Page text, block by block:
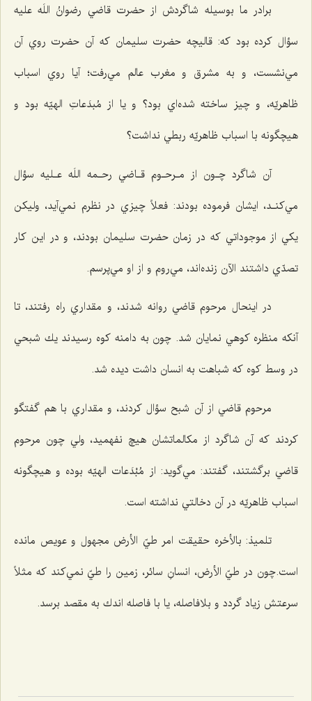
برادر ما بوسيله شاگردش از حضرت قاضي رضوانُ اللَه عليه
سؤال كرده بود كه: قاليچه حضرت سليمان كه آن حضرت روي آن
مي‌نشست، و به مشرق و مغرب عالم مي‌رفت؛ آيا روي اسباب
ظاهريّه، و چيز ساخته شده‌اي بود؟ و يا از مُبدَعاتِ الهيّه بود و
هيچگونه با اسباب ظاهريّه ربطي نداشت؟
آن شاگرد چـون از مـرحـوم قـاضي رحـمه اللَه عـليه سؤال
مي‌كنـد، ايشان فرموده بودند: فعلاً چيزي در نظرم نمي‌آيد، وليكن
يكي از موجوداتي كه در زمان حضرت سليمان بودند، و در اين كار
تصدّي داشتند الآن زنده‌اند، مي‌روم و از او مي‌پرسم.
در اينحال مرحوم قاضي روانه شدند، و مقداري راه رفتند، تا
آنكه منظره كوهي نمايان شد. چون به دامنه كوه رسيدند يك شبحي
در وسط كوه كه شباهت به انسان داشت ديده شد.
مرحوم قاضي از آن شبح سؤال كردند، و مقداري با هم گفتگو
كردند كه آن شاگرد از مكالماتشان هيچ نفهميد، ولي چون مرحوم
قاضي برگشتند، گفتند: مي‌گويد: از مُبْدَعات الهيّه بوده و هيچگونه
اسباب ظاهريّه در آن دخالتي نداشته است.
تلميذ: بالأخره حقيقت امر طيّ الأرض مجهول و عويص مانده
است.چون در طيّ الأرض، انسانِ سائر، زمين را طيّ نمي‌كند كه مثلاً
سرعتش زياد گردد و بلافاصله، يا با فاصله اندك به مقصد برسد.